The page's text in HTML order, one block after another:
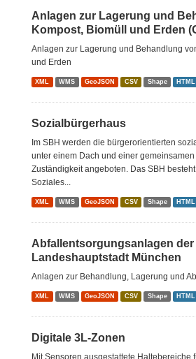
Anlagen zur Lagerung und
Kompost, Biomüll und Erden
Anlagen zur Lagerung und Behandlung
und Erden
XML WMS GeoJSON CSV Shape HTML
Sozialbürgerhaus
Im SBH werden die bürgerorientierten
unter einem Dach und einer
Zuständigkeit angeboten. Das SBH
Soziales...
XML WMS GeoJSON CSV Shape HTML
Abfallentsorgungsanlagen der
Landeshauptstadt München
Anlagen zur Behandlung, Lagerung und
XML WMS GeoJSON CSV Shape HTML
Digitale 3L-Zonen
Mit Sensoren ausgestattete Haltebereiche